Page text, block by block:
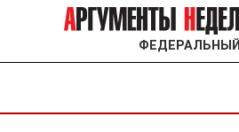
ФЕДЕРАЛЬНЫЙ